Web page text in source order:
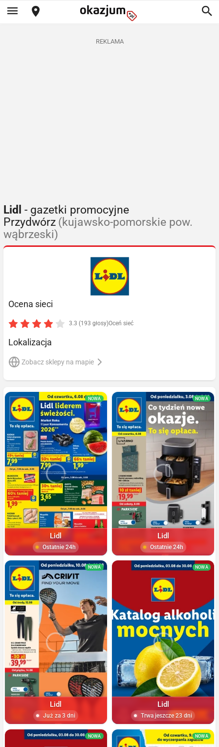
REKLAMA
Lidl - gazetki promocyjne
Przydwórz (kujawsko-pomorskie pow.
wąbrzeski)
Ocena sieci
3.3 (193 głosy)Oceń sieć
Lokalizacja
Zobacz sklepy na mapie
NOWA
Lidl
Ostatnie 24h
NOWA
Lidl
Ostatnie 24h
NOWA
Lidl
Już za 3 dni
NOWA
Lidl
Trwa jeszcze 23 dni
NOWA NOWA